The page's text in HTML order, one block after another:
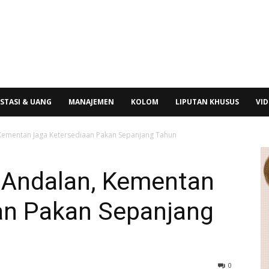
& UANG MANAJEMEN KOLOM LIPUTAN KHUSUS
Jaga Ketersediaan Pakan Sepanjang Tahun
Kementan
Pakan Sepanjang
0